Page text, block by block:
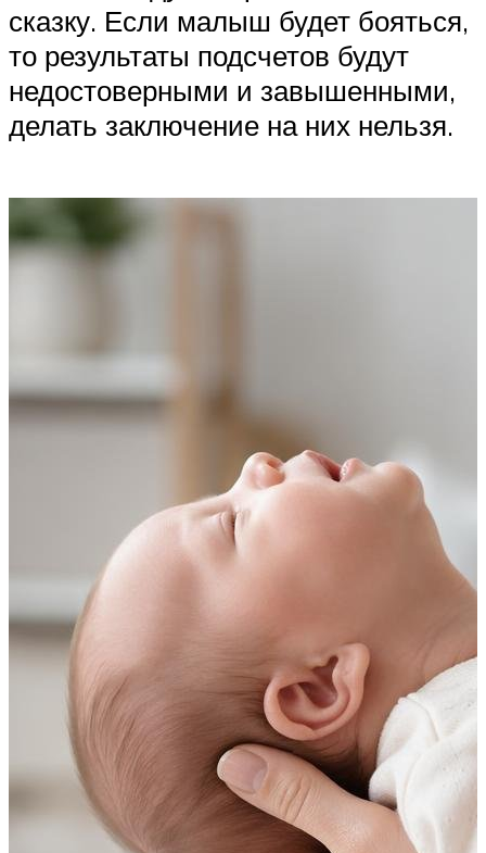
сказку. Если малыш будет бояться,
то результаты подсчетов будут
недостоверными и завышенными,
делать заключение на них нельзя.